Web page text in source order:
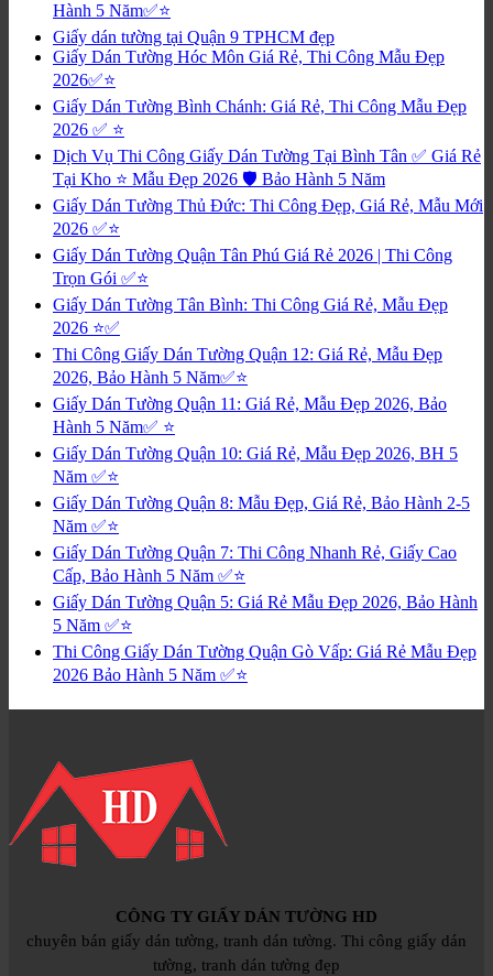
Hành 5 Năm✅⭐
Giấy dán tường tại Quận 9 TPHCM đẹp
Giấy Dán Tường Hóc Môn Giá Rẻ, Thi Công Mẫu Đẹp
2026✅⭐
Giấy Dán Tường Bình Chánh: Giá Rẻ, Thi Công Mẫu Đẹp
2026 ✅ ⭐
Dịch Vụ Thi Công Giấy Dán Tường Tại Bình Tân ✅ Giá Rẻ
Tại Kho ⭐ Mẫu Đẹp 2026 🛡️ Bảo Hành 5 Năm
Giấy Dán Tường Thủ Đức: Thi Công Đẹp, Giá Rẻ, Mẫu Mới
2026 ✅⭐
Giấy Dán Tường Quận Tân Phú Giá Rẻ 2026 | Thi Công
Trọn Gói ✅⭐
Giấy Dán Tường Tân Bình: Thi Công Giá Rẻ, Mẫu Đẹp
2026 ⭐✅
Thi Công Giấy Dán Tường Quận 12: Giá Rẻ, Mẫu Đẹp
2026, Bảo Hành 5 Năm✅⭐
Giấy Dán Tường Quận 11: Giá Rẻ, Mẫu Đẹp 2026, Bảo
Hành 5 Năm✅ ⭐
Giấy Dán Tường Quận 10: Giá Rẻ, Mẫu Đẹp 2026, BH 5
Năm ✅⭐
Giấy Dán Tường Quận 8: Mẫu Đẹp, Giá Rẻ, Bảo Hành 2-5
Năm ✅⭐
Giấy Dán Tường Quận 7: Thi Công Nhanh Rẻ, Giấy Cao
Cấp, Bảo Hành 5 Năm ✅⭐
Giấy Dán Tường Quận 5: Giá Rẻ Mẫu Đẹp 2026, Bảo Hành
5 Năm ✅⭐
Thi Công Giấy Dán Tường Quận Gò Vấp: Giá Rẻ Mẫu Đẹp
2026 Bảo Hành 5 Năm ✅⭐
CÔNG TY GIẤY DÁN TƯỜNG HD
chuyên bán giấy dán tường, tranh dán tường. Thi công giấy dán
tường, tranh dán tường đẹp